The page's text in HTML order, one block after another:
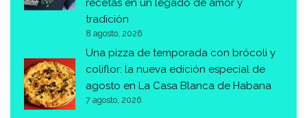
recetas en un legado de amor y
tradición
8 agosto, 2026
Una pizza de temporada con brócoli y
coliflor: la nueva edición especial de
agosto en La Casa Blanca de Habana
7 agosto, 2026